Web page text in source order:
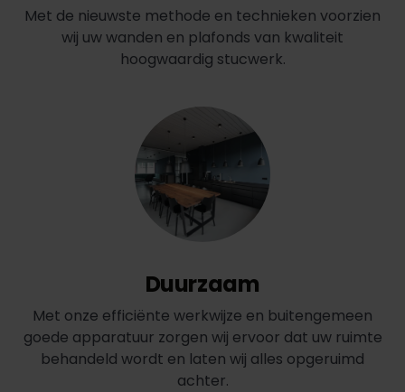
Met de nieuwste methode en technieken voorzien
wij uw wanden en plafonds van kwaliteit
hoogwaardig stucwerk.
Duurzaam
Met onze efficiënte werkwijze en buitengemeen
goede apparatuur zorgen wij ervoor dat uw ruimte
behandeld wordt en laten wij alles opgeruimd
achter.